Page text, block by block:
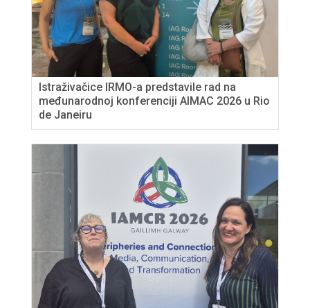
Istraživačice IRMO-a predstavile rad na
međunarodnoj konferenciji AIMAC 2026 u Rio
de Janeiru